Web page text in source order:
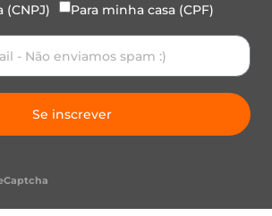
(CNPJ) Para minha casa (CPF)
Se inscrever